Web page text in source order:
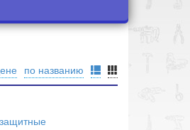
по названию